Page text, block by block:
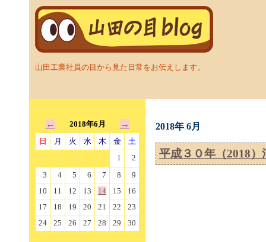
山田工業社員の目から見た日常をお伝えします。
← 2018年6月 →
日 月 火 水 木 金
土
1
2
3
4 5 6 7 8
9
10
11 12 13 14 15
16
17
18 19 20 21 22
23
24
25 26 27 28 29 30
2018年 6月
平成３０年（2018